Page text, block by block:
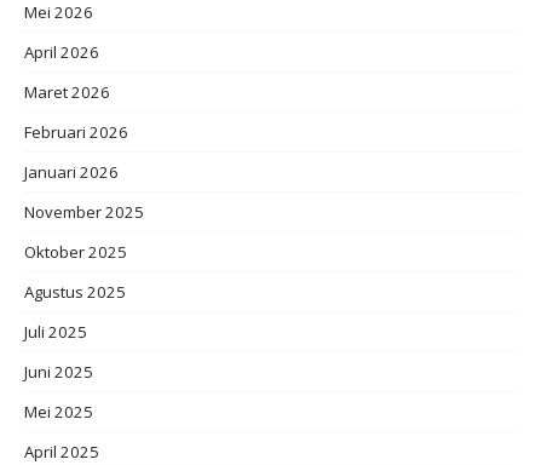
Mei 2026
April 2026
Maret 2026
Februari 2026
Januari 2026
November 2025
Oktober 2025
Agustus 2025
Juli 2025
Juni 2025
Mei 2025
April 2025